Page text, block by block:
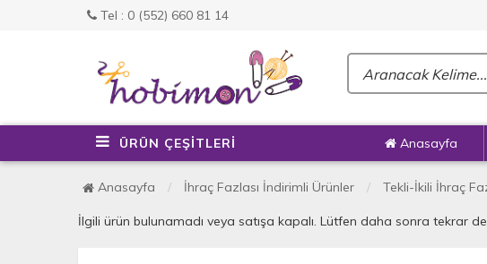
Tel : 0 (552) 660 81 14
ÜRÜN ÇEŞİTLERİ Anasayfa
Anasayfa İhraç Fazlası İndirimli Ürünler Tekli-İkili İhraç
İlgili ürün bulunamadı veya satışa kapalı. Lütfen daha sonra tekrar